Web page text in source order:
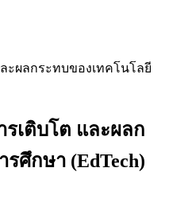
ะผลกระทบของเทคโนโลยี
เติบโต และผลก
ศึกษา (EdTech)